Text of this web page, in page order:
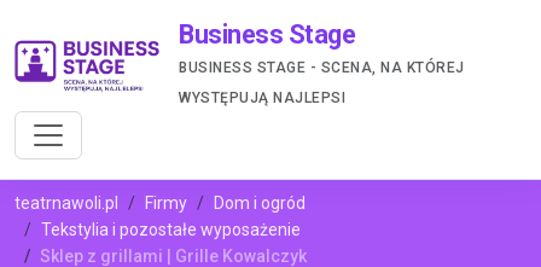
Business Stage
BUSINESS STAGE - SCENA, NA KTÓREJ
WYSTĘPUJĄ NAJLEPSI
teatrnawoli.pl Firmy
Dom i ogród
Tekstylia i pozostałe wyposażenie
Sklep z grillami | Grille Kowalczyk